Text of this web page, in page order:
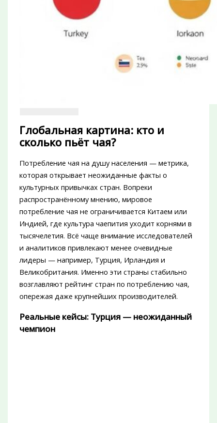
Глобальная картина: кто и
сколько пьёт чая?
Потребление чая на душу населения — метрика,
которая открывает неожиданные факты о
культурных привычках стран. Вопреки
распространённому мнению, мировое
потребление чая не ограничивается Китаем или
Индией, где культура чаепития уходит корнями в
тысячелетия. Всё чаще внимание исследователей
и аналитиков привлекают менее очевидные
лидеры — например, Турция, Ирландия и
Великобритания. Именно эти страны стабильно
возглавляют рейтинг стран по потреблению чая,
опережая даже крупнейших производителей.
Реальные кейсы: Турция — неожиданный
чемпион